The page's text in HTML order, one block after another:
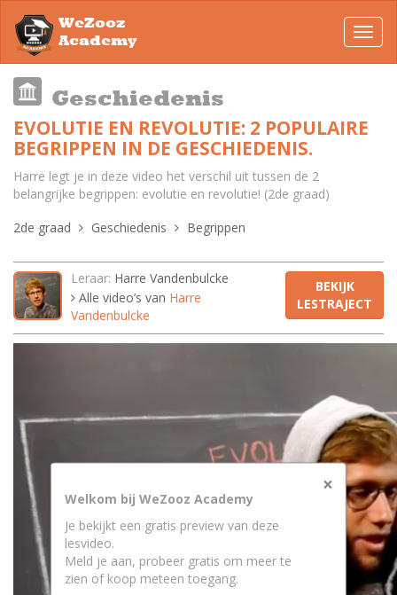
WeZooz
Academy
Geschiedenis
EVOLUTIE EN REVOLUTIE: 2 POPULAIRE
BEGRIPPEN IN DE GESCHIEDENIS.
Harre legt je in deze video het verschil uit tussen de 2
belangrijke begrippen: evolutie en revolutie! (2de graad)
2de graad
Geschiedenis Begrippen
Leraar: Harre Vandenbulcke
Alle video’s van Harre
Vandenbulcke
BEKIJK
LESTRAJECT
×
Welkom bij WeZooz Academy
Je bekijkt een gratis preview van deze
lesvideo.
Meld je aan, probeer gratis om meer te
zien of koop meteen toegang.